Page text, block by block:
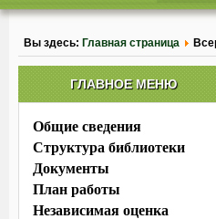
Вы здесь: Главная страница
ГЛАВНОЕ МЕНЮ
Общие сведения
Структура библиотеки
Документы
План работы
Независимая оценка